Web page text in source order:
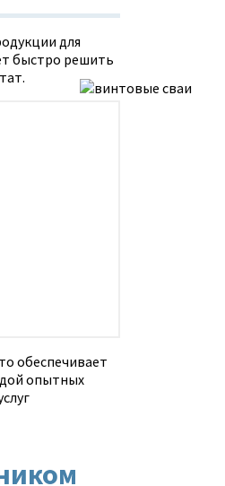
для
быстро решить
обеспечивает
опытных